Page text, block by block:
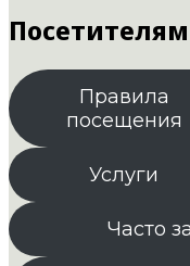
Посетителям
Правила
посещения
Услуги
Часто